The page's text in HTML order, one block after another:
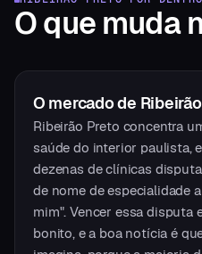
O que muda
O mercadode
Ribeirão Preto concentra
saúde do interior paulista,
dezenas de clínicas
de nome de especialidade
mim". Vencer essa disputa
bonito, e a boa notícia é